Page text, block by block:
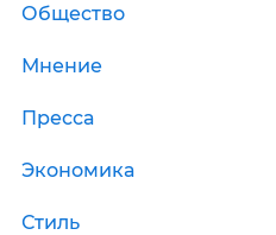
Общество
Мнение
Пресса
Экономика
Стиль